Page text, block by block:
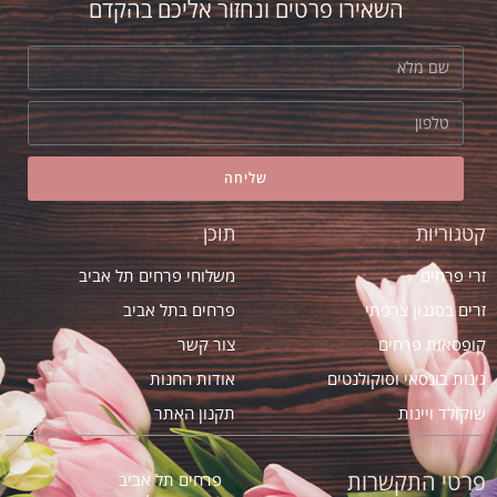
מדהים! ובזמן
השאירו פרטים ונחזור אליכם בהקדם
שליחה
קטגוריות
זרי פרחים
זרים בסגנון צרפתי
קופסאות פרחים
גינות בונסאי וסוקולנטים
שוקולד ויינות
תוכן
משלוחי פרחים תל אביב
פרחים בתל אביב
צור קשר
אודות החנות
תקנון האתר
פרטי התקשרות
פרחים תל אביב